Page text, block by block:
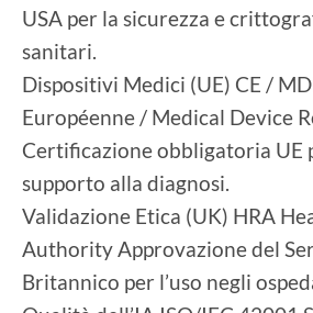
USA per la sicurezza e
sanitari.
Dispositivi Medici (UE) CE /
Européenne / Medical Device
Certificazione obbligatoria UE
supporto alla diagnosi.
Validazione Etica (UK) HRA
Authority Approvazione del
Britannico per l’uso negli